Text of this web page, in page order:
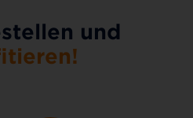
und